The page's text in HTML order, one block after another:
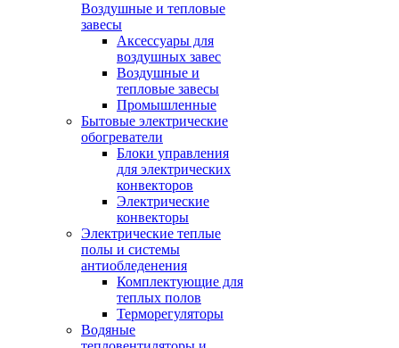
Воздушные и тепловые
завесы
Аксессуары для
воздушных завес
Воздушные и
тепловые завесы
Промышленные
Бытовые электрические
обогреватели
Блоки управления
для электрических
конвекторов
Электрические
конвекторы
Электрические теплые
полы и системы
антиобледенения
Комплектующие для
теплых полов
Терморегуляторы
Водяные